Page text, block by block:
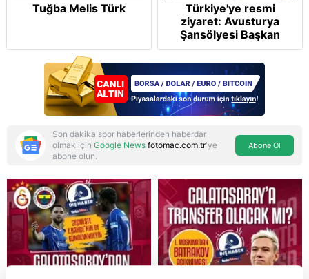
Reddet
Tuğba Melis Türk
Türkiye'ye resmi
ziyaret: Avusturya
Şansölyesi Başkan
Erdoğan’ın davetiyle
gelecek! Görüşmenin
detayları belli oldu
Son dakika spor haberlerinden haberdar
olmak için Google News fotomac.com.tr'ye
abone olun.
Abone Ol